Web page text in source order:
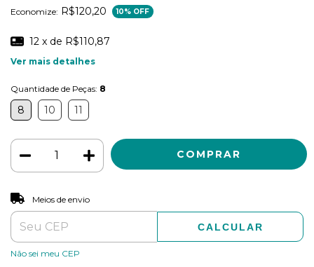
Economize: R$120,20 10% OFF
12 x de R$110,87
Ver mais detalhes
Quantidade de Peças: 8
8 10 11
Entregas para o CEP:
Meios de envio
CALCULAR
Não sei meu CEP